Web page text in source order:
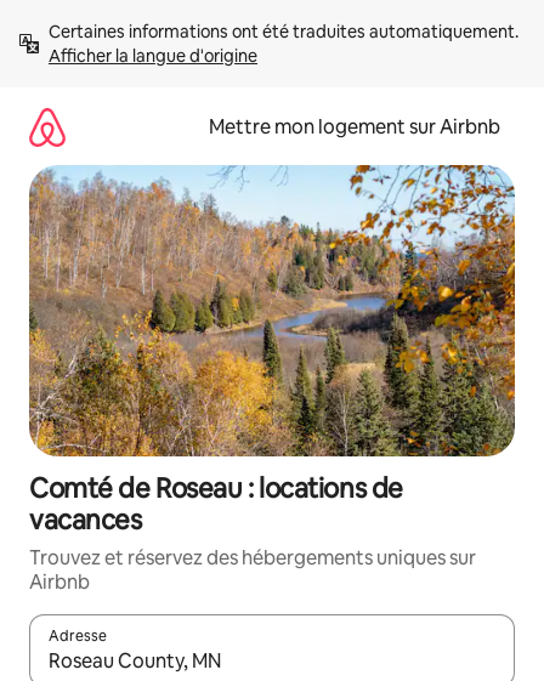
directement
Afficher la langue d'origine
Mettre mon logement sur Airbnb
Comté de Roseau : locations de
vacances
Trouvez et réservez des hébergements uniques sur
Airbnb
Adresse
Lorsque les résultats s'affichent, utilisez les flèches vers le